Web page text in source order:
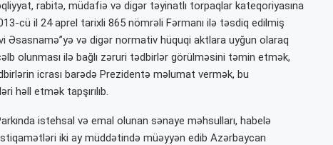
rabitə, müdafiə və digər təyinatlı torpaqlar kateqoriyasına
cü il 24 aprel tarixli 865 nömrəli Fərmanı ilə təsdiq edilmiş
Əsasnamə”yə və digər normativ hüquqi aktlara uyğun olaraq
olunması ilə bağlı zəruri tədbirlər görülməsini təmin etmək,
icrası barədə Prezidentə məlumat vermək, bu
həll etmək tapşırılıb.
istehsal və emal olunan sənaye məhsulları, habelə
iki ay müddətində müəyyən edib Azərbaycan